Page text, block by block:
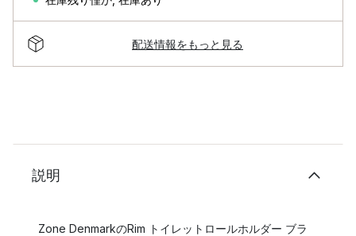
配送情報をもっと見る
説明
Zone DenmarkのRim トイレットロールホルダー ブラ